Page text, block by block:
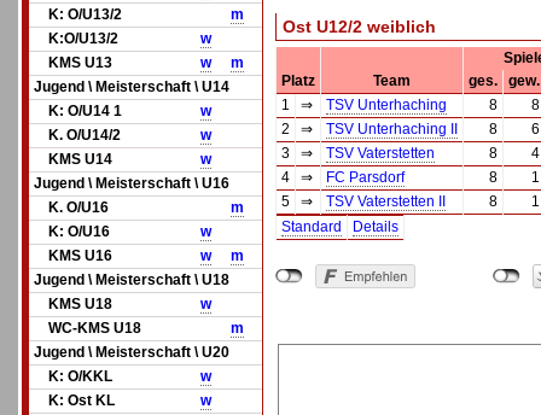
K: O/U13/2
m
K:O/U13/2
w
KMS U13
w
m
Jugend \ Meisterschaft \ U14
K: O/U14 1
w
K. O/U14/2
w
KMS U14
w
Jugend \ Meisterschaft \ U16
K. O/U16
m
K: O/U16
w
KMS U16
w
m
Jugend \ Meisterschaft \ U18
KMS U18
w
WC-KMS U18
m
Jugend \ Meisterschaft \ U20
K: O/KKL
w
K: Ost KL
w
Ost U12/2 weiblich
Platz
Team ges.
gew.
1
⇒ TSV Unterhaching 8
8
2
⇒ TSV Unterhaching II 8
6
3
⇒ TSV Vaterstetten 8
4
4
⇒ FC Parsdorf 8
1
5
⇒ TSV Vaterstetten II 8
1
Standard
Details